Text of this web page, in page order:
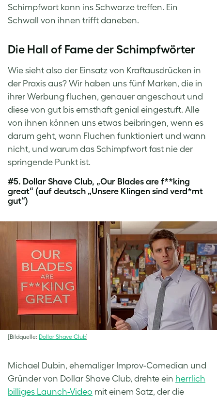
Schimpfwort kann ins Schwarze treffen. Ein
Schwall von ihnen trifft daneben.
Die Hall of Fame der Schimpfwörter
Wie sieht also der Einsatz von Kraftausdrücken in
der Praxis aus? Wir haben uns fünf Marken, die in
ihrer Werbung fluchen, genauer angeschaut und
diese von gut bis ernsthaft genial eingestuft. Alle
von ihnen können uns etwas beibringen, wenn es
darum geht, wann Fluchen funktioniert und wann
nicht, und warum das Schimpfwort fast nie der
springende Punkt ist.
#5. Dollar Shave Club, „Our Blades are f**king
great“ (auf deutsch „Unsere Klingen sind verd*mt
gut“)
[Bildquelle: Dollar Shave Club]
Michael Dubin, ehemaliger Improv-Comedian und
Gründer von Dollar Shave Club, drehte ein herrlich
billiges Launch-Video mit einem Satz, der die